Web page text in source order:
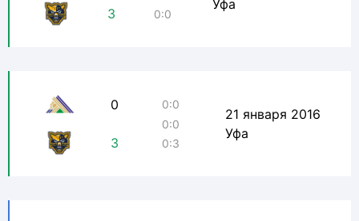
3
0:0
Уфа
0
3
0:0
0:0
0:3
21 января 2016
Уфа